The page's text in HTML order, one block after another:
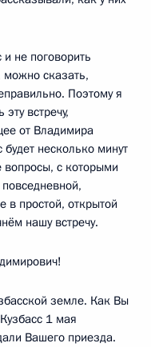
не поговорить
можно сказать,
Поэтому я
встречу,
от Владимира
несколько минут
вопросы, с которыми
в простой, открытой
нашу встречу.
земле. Как Вы
1 мая
Вашего приезда.